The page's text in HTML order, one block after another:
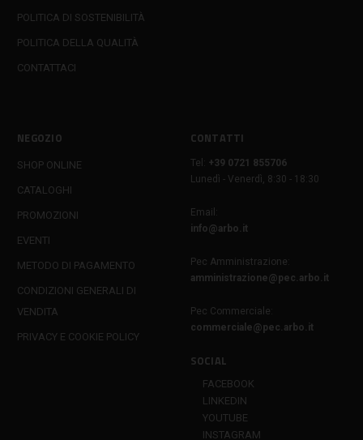
POLITICA DI SOSTENIBILITÀ
POLITICA DELLA QUALITÀ
CONTATTACI
NEGOZIO
SHOP ONLINE
CATALOGHI
PROMOZIONI
EVENTI
METODO DI PAGAMENTO
CONDIZIONI GENERALI DI
VENDITA
PRIVACY E COOKIE POLICY
CONTATTI
Tel:
+39 0721 855706
Lunedì - Venerdì, 8:30 - 18:30
Email:
info@arbo.it
Pec Amministrazione:
amministrazione@pec.arbo.it
Pec Commerciale:
commerciale@pec.arbo.it
SOCIAL
FACEBOOK
LINKEDIN
YOUTUBE
INSTAGRAM